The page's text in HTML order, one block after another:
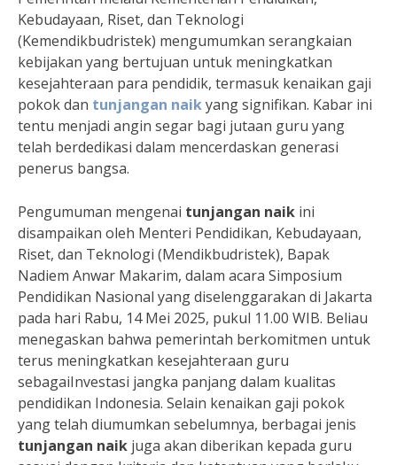
Kebudayaan, Riset, dan Teknologi
(Kemendikbudristek) mengumumkan serangkaian
kebijakan yang bertujuan untuk meningkatkan
kesejahteraan para pendidik, termasuk kenaikan gaji
pokok dan tunjangan naikyang signifikan. Kabar ini
tentu menjadi angin segar bagi jutaan guru yang
telah berdedikasi dalam mencerdaskan generasi
penerus bangsa.
Pengumuman mengenai tunjangan naik ini
disampaikan oleh Menteri Pendidikan, Kebudayaan,
Riset, dan Teknologi (Mendikbudristek), Bapak
Nadiem Anwar Makarim, dalam acara Simposium
Pendidikan Nasional yang diselenggarakan di Jakarta
pada hari Rabu, 14 Mei 2025, pukul 11.00 WIB. Beliau
menegaskan bahwa pemerintah berkomitmen untuk
terus meningkatkan kesejahteraan guru
sebagaiInvestasi jangka panjang dalam kualitas
pendidikan Indonesia. Selain kenaikan gaji pokok
yang telah diumumkan sebelumnya, berbagai jenis
tunjangan naik juga akan diberikan kepada guru